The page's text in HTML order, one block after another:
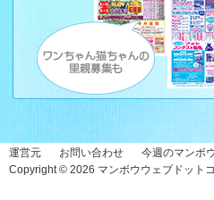
運営元 お問い合わせ 今週のマンボ
Copyright © 2026 マンボウウェブドット